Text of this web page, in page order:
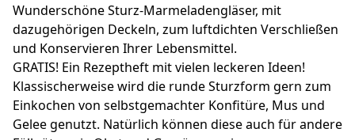
Wunderschöne Sturz-Marmeladengläser, mit
dazugehörigen Deckeln, zum luftdichten Verschließen
und Konservieren Ihrer Lebensmittel.
GRATIS! Ein Rezeptheft mit vielen leckeren Ideen!
Klassischerweise wird die runde Sturzform gern zum
Einkochen von selbstgemachter Konfitüre, Mus und
Gelee genutzt. Natürlich können diese auch für andere